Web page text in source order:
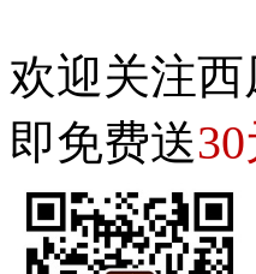
欢迎关注西
即免费送